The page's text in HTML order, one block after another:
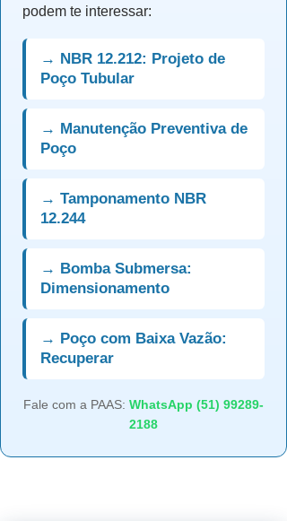
podem te interessar:
→ NBR 12.212: Projeto de
Poço Tubular
→ Manutenção Preventiva de
Poço
→ Tamponamento NBR
12.244
→ Bomba Submersa:
Dimensionamento
→ Poço com Baixa Vazão:
Recuperar
Fale com a PAAS: WhatsApp (51) 99289-
2188